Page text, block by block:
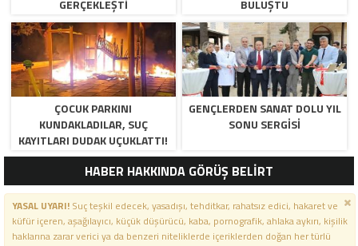
GERÇEKLEŞTI
BULUŞTU
ÇOCUK PARKINI
KUNDAKLADILAR, SUÇ
KAYITLARI DUDAK UÇUKLATTI!
GENÇLERDEN SANAT DOLU YIL
SONU SERGISI
HABER HAKKINDA GÖRÜŞ BELİRT
YASAL UYARI!Suç teşkil edecek, yasadışı, tehditkar, rahatsız edici, hakaret ve
küfür içeren, aşağılayıcı, küçük düşürücü, kaba, pornografik, ahlaka aykırı, kişilik
haklarına zarar verici ya da benzeri niteliklerde içeriklerden doğan her türlü